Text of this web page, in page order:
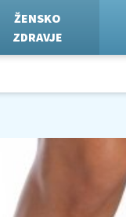
ŽENSKO
ZDRAVJE